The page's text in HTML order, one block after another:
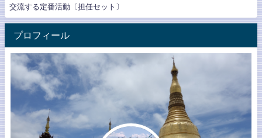
交流する定番活動〔担任セット〕
プロフィール